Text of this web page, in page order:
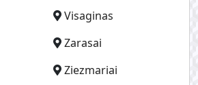
Visaginas
Zarasai
Ziezmariai